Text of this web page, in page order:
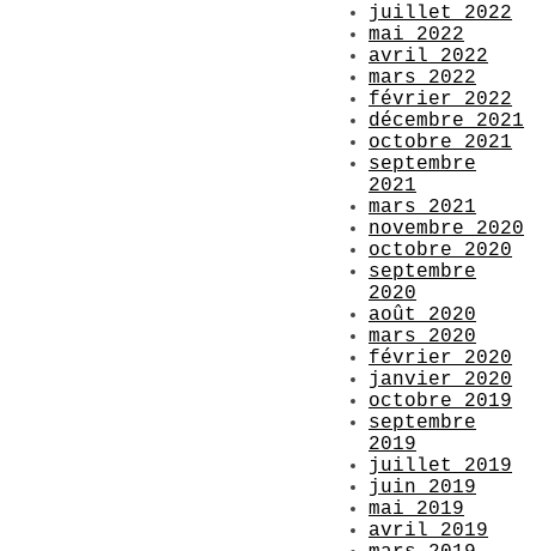
juillet 2022
mai 2022
avril 2022
mars 2022
février 2022
décembre 2021
octobre 2021
septembre
2021
mars 2021
novembre 2020
octobre 2020
septembre
2020
août 2020
mars 2020
février 2020
janvier 2020
octobre 2019
septembre
2019
juillet 2019
juin 2019
mai 2019
avril 2019